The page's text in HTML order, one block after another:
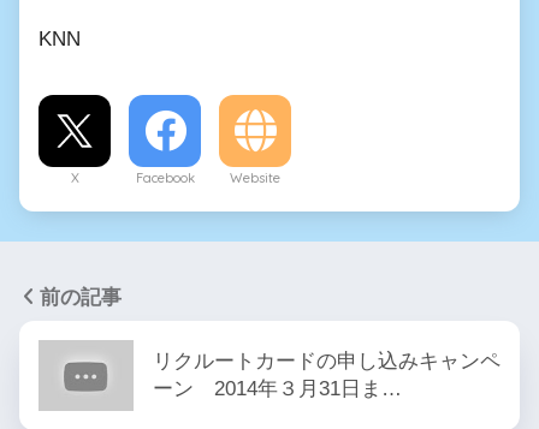
KNN
X Facebook Website
前の記事
リクルートカードの申し込みキャンペ
ーン 2014年３月31日ま…